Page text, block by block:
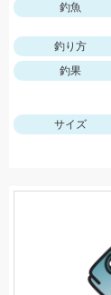
釣魚
釣り方
釣果
サイズ